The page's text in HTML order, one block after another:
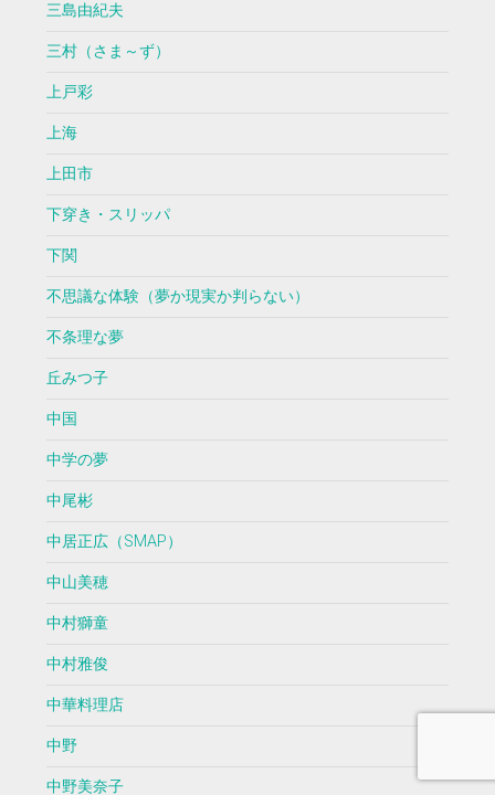
三島由紀夫
三村（さま～ず）
上戸彩
上海
上田市
下穿き・スリッパ
下関
不思議な体験（夢か現実か判らない）
不条理な夢
丘みつ子
中国
中学の夢
中尾彬
中居正広（SMAP）
中山美穂
中村獅童
中村雅俊
中華料理店
中野
中野美奈子